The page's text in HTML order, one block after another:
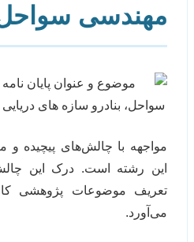
مهندسی سواحل
مواجهه با چالش‌های پیچیده و
این رشته است. درک این
تعریف موضوعات پژوهشی
می‌آورد.